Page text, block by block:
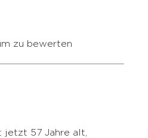
zu bewerten
jetzt 57 Jahre alt,